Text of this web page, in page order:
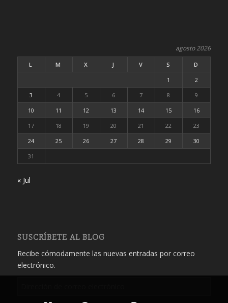
agosto 2026
L M X J V S
D
1
2
3
4 5 6 7 8
9
10
11 12 13 14 15
16
17
18 19 20 21 22
23
24
25 26 27 28 29
30
31
« Jul
SUSCRÍBETE AL BLOG
Recibe cómodamente las nuevas entradas por correo
electrónico.